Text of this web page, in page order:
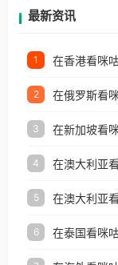
最新资讯
1
2
3
4
5
6